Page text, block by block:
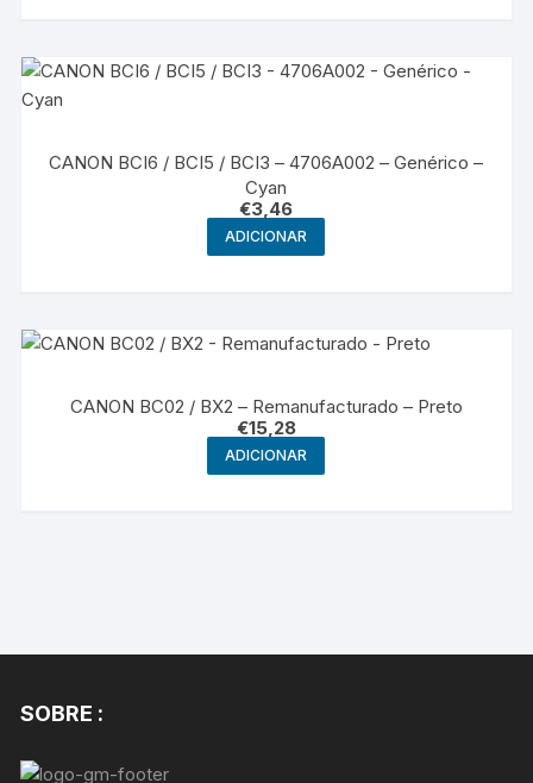
CANON BCI6 / BCI5 / BCI3 – 4706A002 – Genérico –
Cyan
€3,46
ADICIONAR
CANON BC02 / BX2 – Remanufacturado – Preto
€15,28
ADICIONAR
SOBRE :